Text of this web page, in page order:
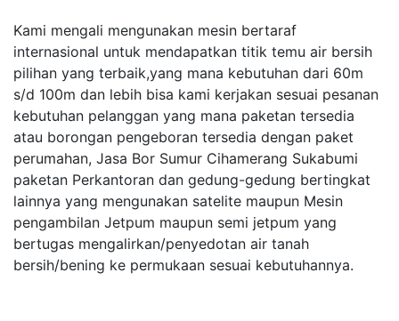
Kami mengali mengunakan mesin bertaraf
internasional untuk mendapatkan titik temu air bersih
pilihan yang terbaik,yang mana kebutuhan dari 60m
s/d 100m dan lebih bisa kami kerjakan sesuai pesanan
kebutuhan pelanggan yang mana paketan tersedia
atau borongan pengeboran tersedia dengan paket
perumahan, Jasa Bor Sumur Cihamerang Sukabumi
paketan Perkantoran dan gedung-gedung bertingkat
lainnya yang mengunakan satelite maupun Mesin
pengambilan Jetpum maupun semi jetpum yang
bertugas mengalirkan/penyedotan air tanah
bersih/bening ke permukaan sesuai kebutuhannya.